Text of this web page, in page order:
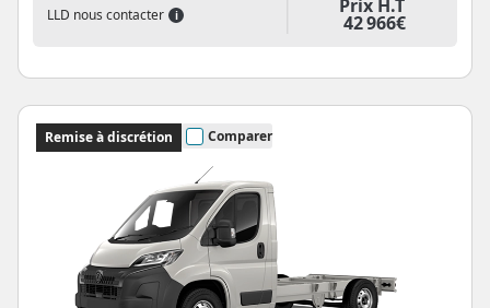
LLD nous contacter i Prix H.T
42 966€
Remise à discrétion Comparer